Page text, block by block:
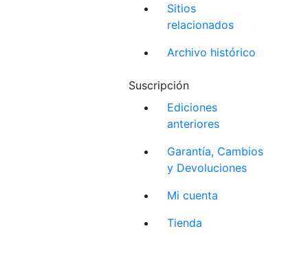
Sitios
relacionados
Archivo histórico
Suscripción
Ediciones
anteriores
Garantía, Cambios
y Devoluciones
Mi cuenta
Tienda